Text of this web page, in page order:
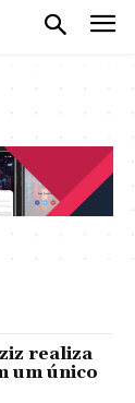
realiza
um único